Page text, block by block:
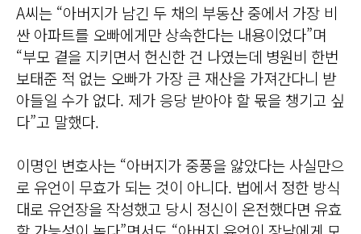
A씨는 “아버지가 남긴 두 채의 부동산 중에서 가장 비
싼 아파트를 오빠에게만 상속한다는 내용이었다”며
“부모 곁을 지키면서 헌신한 건 나였는데 병원비 한번
보태준 적 없는 오빠가 가장 큰 재산을 가져간다니 받
아들일 수가 없다. 제가 응당 받아야 할 몫을 챙기고 싶
다”고 말했다.
이명인 변호사는 “아버지가 중풍을 앓았다는 사실만으
로 유언이 무효가 되는 것이 아니다. 법에서 정한 방식
대로 유언장을 작성했고 당시 정신이 온전했다면 유효